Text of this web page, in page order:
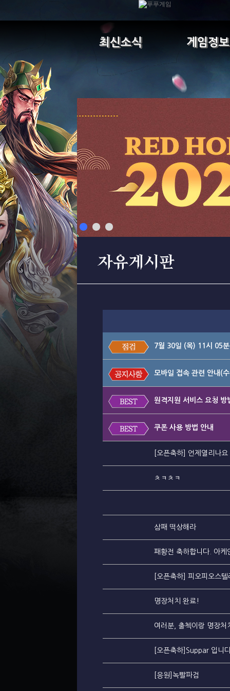
최신소식 게임정보
자유게시판
7월 30일 (목) 11시 05
모바일 접속 관련 안내(
원격지원 서비스 요청 방
쿠폰 사용 방법 안내
[오픈축하] 언제열리나
ㅊㅋㅊㅋ
삼패 떡상해라
패황전 축하합니다. 아케
[오픈축하] 피오피오스텔
명장처치 완료!
여러분, 출첵이랑 명장
[오픈축하]Suppar 입니
[응원]녹빨파검